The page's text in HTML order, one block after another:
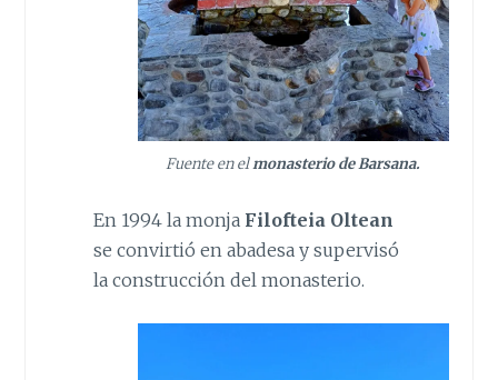
Fuente en elmonasterio de Barsana.
En 1994 la monja Filofteia Oltean
se convirtió en abadesa y supervisó
la construcción del monasterio.